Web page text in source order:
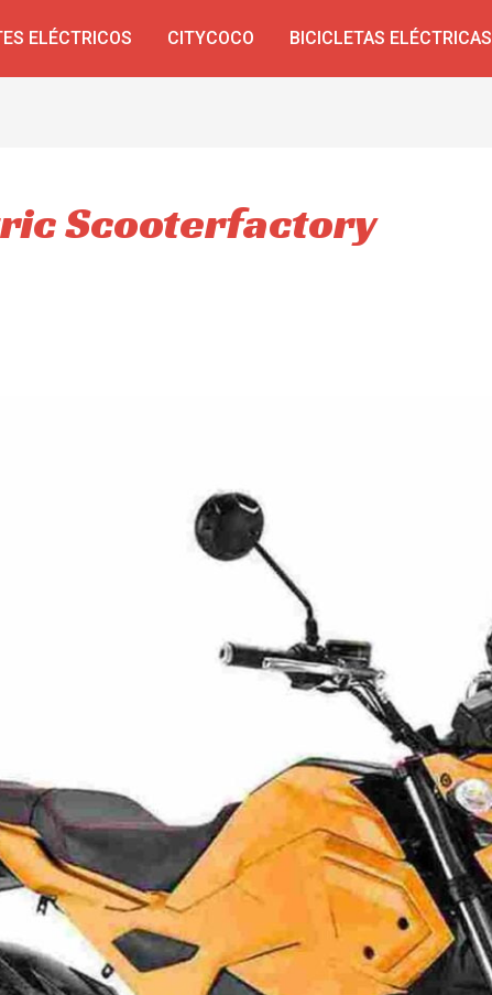
ELÉCTRICOS CITYCOCO BICICLETAS ELÉCTRICAS
Scooterfactory